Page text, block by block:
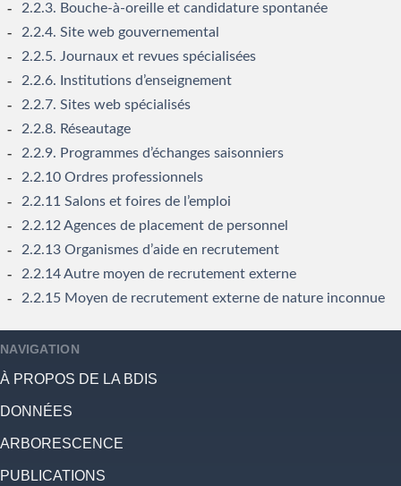
2.2.3. Bouche-à-oreille et candidature spontanée
2.2.4. Site web gouvernemental
2.2.5. Journaux et revues spécialisées
2.2.6. Institutions d’enseignement
2.2.7. Sites web spécialisés
2.2.8. Réseautage
2.2.9. Programmes d’échanges saisonniers
2.2.10 Ordres professionnels
2.2.11 Salons et foires de l’emploi
2.2.12 Agences de placement de personnel
2.2.13 Organismes d’aide en recrutement
2.2.14 Autre moyen de recrutement externe
2.2.15 Moyen de recrutement externe de nature inconnue
NAVIGATION
À PROPOS DE LA BDIS
DONNÉES
ARBORESCENCE
PUBLICATIONS